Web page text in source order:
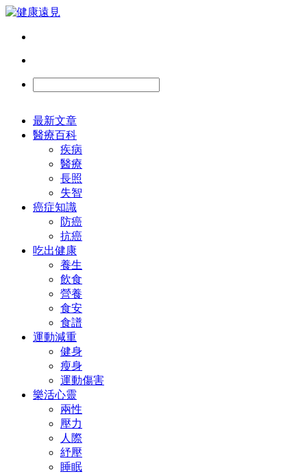
最新文章
醫療百科
疾病
醫療
長照
失智
癌症知識
防癌
抗癌
吃出健康
養生
飲食
營養
食安
食譜
運動減重
健身
瘦身
運動傷害
樂活心靈
兩性
壓力
人際
紓壓
睡眠